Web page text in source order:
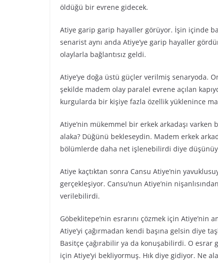
öldüğü bir evrene gidecek.
Atiye garip garip hayaller görüyor. İşin içinde
senarist aynı anda Atiye’ye garip hayaller
olaylarla bağlantısız geldi.
Atiye’ye doğa üstü güçler verilmiş senaryoda.
şekilde madem olay paralel evrene açılan
kurgularda bir kişiye fazla özellik yüklenince
Atiye’nin mükemmel bir erkek arkadaşı varken
alaka? Düğünü bekleseydin. Madem erkek
bölümlerde daha net işlenebilirdi diye
Atiye kaçtıktan sonra Cansu Atiye’nin
gerçekleşiyor. Cansu’nun Atiye’nin
verilebilirdi.
Göbeklitepe’nin esrarını çözmek için Atiye’nin
Atiye’yi çağırmadan kendi başına gelsin diye
Basitçe çağırabilir ya da konuşabilirdi. O esrar
için Atiye’yi bekliyormuş. Hık diye gidiyor. Ne